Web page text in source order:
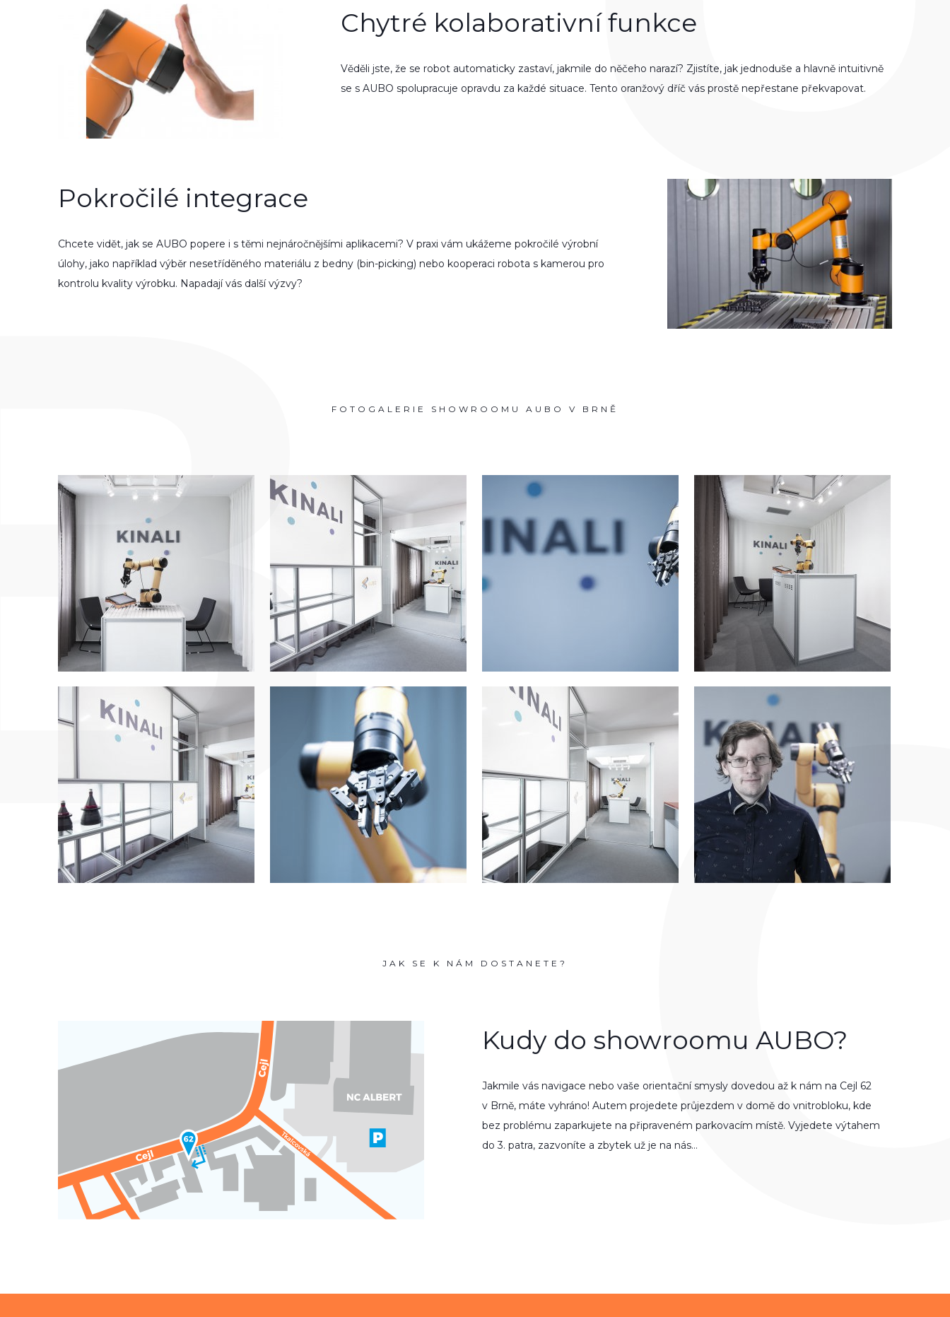
Chytré kolaborativní funkce
Věděli jste, že se robot auto­ma­ticky zastaví, jakmile do něčeho narazí? Zjis­títe, jak jedno­duše a hlavně intui­tivně
se s AUBO spolu­pra­cuje opravdu za každé situa­ce. Tento oranžový dříč vás prostě nepřes­tane překvapovat.
Pokročilé integrace
Chcete vidět, jak se AUBO popere i s těmi nejnároč­nějšími apli­ka­ce­mi? V praxi vám ukážeme pokroč­ilé výrobní
úlohy, jako napřík­lad výběr nesetříděného materiálu z bedny (bin-pic­king) nebo koope­raci robota s kame­rou pro
kontrolu kvality výrob­ku. Napa­dají vás další výzvy?
FOTOGALERIE SHOWROOMU AUBO V BRNĚ
JAK SE K NÁM DOSTANETE?
Kudy do showroomu AUBO?
Jakmile vás navi­gace nebo vaše orien­tační smysly dove­dou až k nám na Cejl 62
v Brně, máte vyhráno! Autem proje­dete průjez­dem v domě do vnit­rob­lo­ku, kde
bez problému zapar­ku­jete na přip­ra­veném parko­vacím místě. Vyje­dete výta­hem
do 3. patra, zazvoníte a zbytek už je na nás…